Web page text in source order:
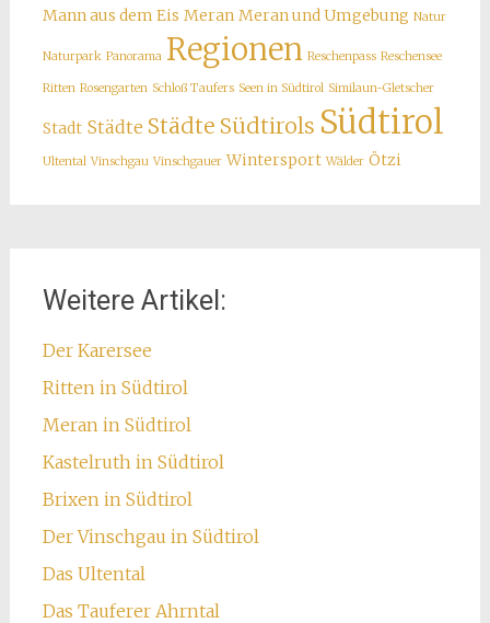
Mann aus dem Eis Meran Meran und Umgebung Natur
Naturpark Panorama Regionen Reschenpass Reschensee
Ritten Rosengarten Schloß Taufers Seen in Südtirol Similaun-Gletscher
Stadt Städte Städte Südtirols Südtirol
Ultental Vinschgau Vinschgauer Wintersport Wälder Ötzi
Weitere Artikel:
Der Karersee
Ritten in Südtirol
Meran in Südtirol
Kastelruth in Südtirol
Brixen in Südtirol
Der Vinschgau in Südtirol
Das Ultental
Das Tauferer Ahrntal